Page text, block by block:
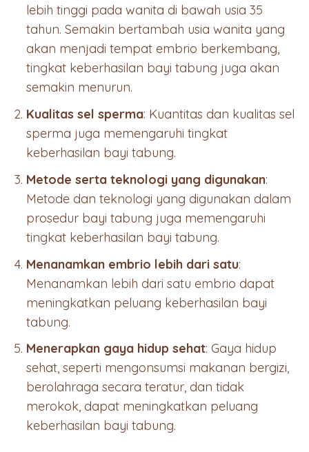
lebih tinggi pada wanita di bawah usia 35
tahun. Semakin bertambah usia wanita yang
akan menjadi tempat embrio berkembang,
tingkat keberhasilan bayi tabung juga akan
semakin menurun.
Kualitas sel sperma: Kuantitas dan kualitas sel
sperma juga memengaruhi tingkat
keberhasilan bayi tabung.
Metode serta teknologi yang digunakan:
Metode dan teknologi yang digunakan dalam
prosedur bayi tabung juga memengaruhi
tingkat keberhasilan bayi tabung.
Menanamkan embrio lebih dari satu:
Menanamkan lebih dari satu embrio dapat
meningkatkan peluang keberhasilan bayi
tabung.
Menerapkan gaya hidup sehat: Gaya hidup
sehat, seperti mengonsumsi makanan bergizi,
berolahraga secara teratur, dan tidak
merokok, dapat meningkatkan peluang
keberhasilan bayi tabung.